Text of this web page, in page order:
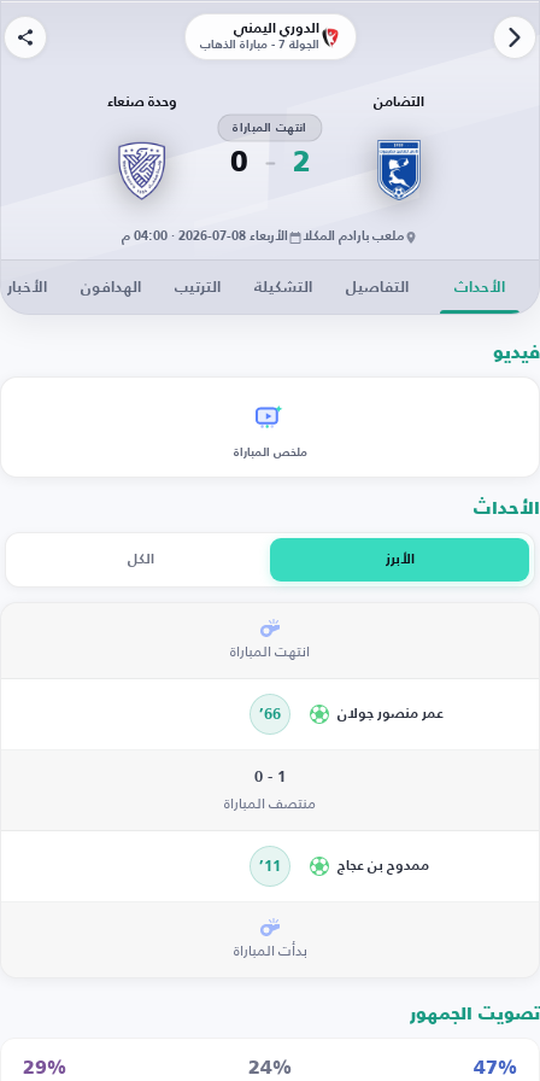
الدوري اليمني
الجولة 7 - مباراة الذهاب
التضامن
2
انتهت المباراة
0
وحدة صنعاء
ملعب بارادم المكلا الأربعاء 08-07-2026 · 04:00 م
الأحداث التفاصيل التشكيلة الترتيب الهدافون الأخبار
فيديو
ملخص المباراة
الأحداث
الأبرز الكل
انتهت المباراة
عمر منصور جولان 66’
1 - 0
منتصف المباراة
ممدوح بن عجاج 11’
بدأت المباراة
تصويت الجمهور
47%
24%
29%